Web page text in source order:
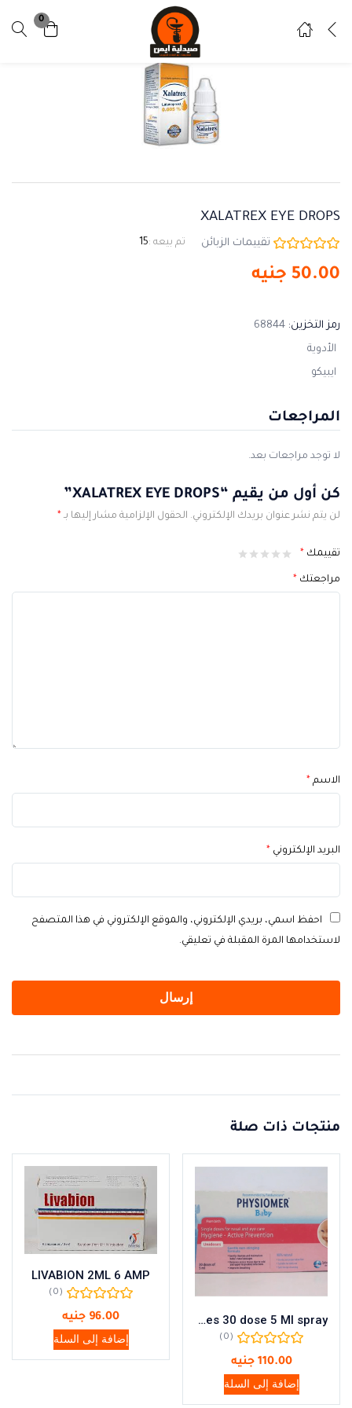
0
تسجيل دخول تسجيل
ادخل اسم المستخدم وكلمة المرور للدخول.
تذكرني
XALATREX EYE DROPS
تقييمات الزبائن تم بيعه :15
50.00 جنيه
رمز التخزين: 68844
الأدوية
ايبيكو
المراجعات
لا توجد مراجعات بعد.
كن أول من يقيم “XALATREX EYE DROPS”
لن يتم نشر عنوان بريدك الإلكتروني. الحقول الإلزامية مشار إليها بـ *
تقييمك *
مراجعتك *
الاسم *
البريد الإلكتروني *
احفظ اسمي، بريدي الإلكتروني، والموقع الإلكتروني في هذا المتصفح
لاستخدامها المرة المقبلة في تعليقي.
منتجات ذات صلة
Physiomer Baby Unidoses 30 dose 5 Ml spray
(0)
110.00 جنيه
إضافة إلى السلة
LIVABION 2ML 6 AMP
(0)
96.00 جنيه
إضافة إلى السلة